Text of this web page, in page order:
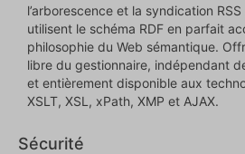
l’arborescence et la syndication
utilisent le schéma RDF en parfait
philosophie du Web sémantique.
libre du gestionnaire, indépendant
et entièrement disponible aux
XSLT, XSL, xPath, XMP et AJAX.
Sécurité